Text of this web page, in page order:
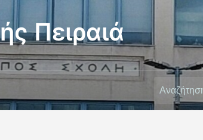
Πειραιά
Αναζήτηση
για: